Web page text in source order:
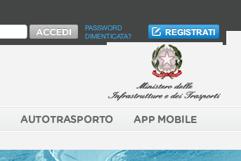
PASSWORD
DIMENTICATA?
AUTOTRASPORTO APP MOBILE